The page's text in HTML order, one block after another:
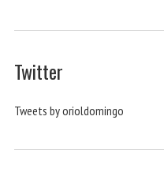
Twitter
Tweets by orioldomingo